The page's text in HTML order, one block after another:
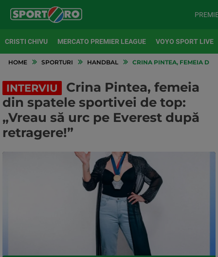
CRISTI CHIVU MERCATO PREMIER LEAGUE VOYO SPORT LIVE
HOME SPORTURI HANDBAL CRINA PINTEA, FEMEIA DIN
INTERVIU
Crina Pintea, femeia
din spatele sportivei de top:
„Vreau să urc pe Everest după
retragere!”